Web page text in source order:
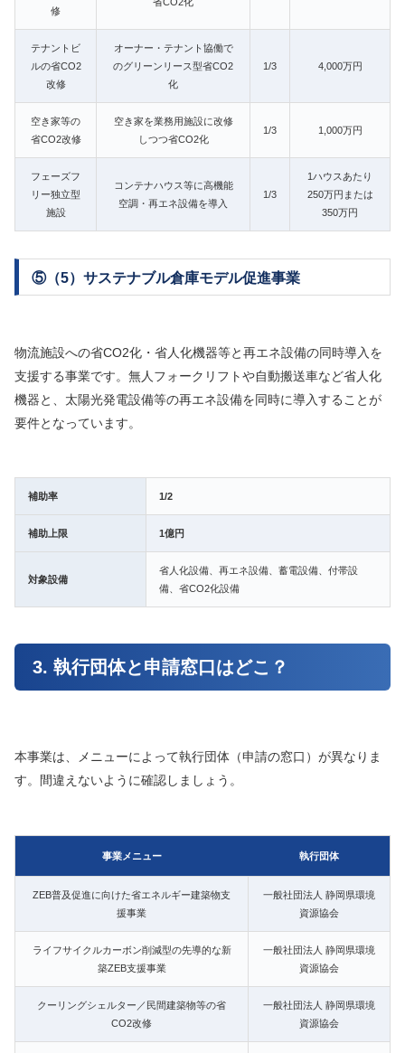
修
テナントビ
ルの省CO2
改修
オーナー・テナント協働で
のグリーンリース型省CO2
化
1/3 4,000万円
空き家等の
省CO2改修
空き家を業務用施設に改修
しつつ省CO2化
1/3 1,000万円
フェーズフ
リー独立型
施設
コンテナハウス等に高機能
空調・再エネ設備を導入
1/3
1ハウスあたり
250万円または
350万円
⑤（5）サステナブル倉庫モデル促進事業
物流施設への省CO2化・省人化機器等と再エネ設備の同時導入を
支援する事業です。無人フォークリフトや自動搬送車など省人化
機器と、太陽光発電設備等の再エネ設備を同時に導入することが
要件となっています。
補助率 1/2
補助上限 1億円
対象設備
省人化設備、再エネ設備、蓄電設備、付帯設
備、省CO2化設備
3. 執行団体と申請窓口はどこ？
本事業は、メニューによって執行団体（申請の窓口）が異なりま
す。間違えないように確認しましょう。
事業メニュー 執行団体
ZEB普及促進に向けた省エネルギー建築物支
援事業
一般社団法人 静岡県環境
資源協会
ライフサイクルカーボン削減型の先導的な新
築ZEB支援事業
一般社団法人 静岡県環境
資源協会
クーリングシェルター／民間建築物等の省
CO2改修
一般社団法人 静岡県環境
資源協会